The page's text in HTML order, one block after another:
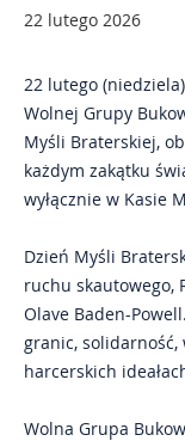
22 lutego 2026
22 lutego
Wolnej Grupy
Myśli Braterskiej,
każdym zakątku
wyłącznie w Kasie
Dzień Myśli
ruchu skautowego,
Olave Baden-
granic,
harcerskich
Wolna Grupa